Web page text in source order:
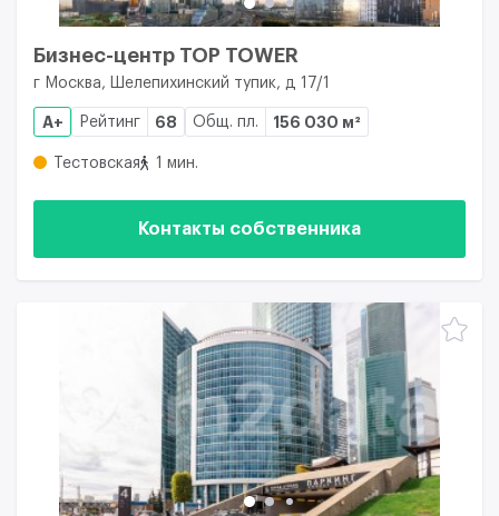
Бизнес-центр TOP TOWER
г Москва, Шелепихинский тупик, д 17/1
A+ Рейтинг 68 Общ. пл. 156 030 м²
Тестовская 1 мин.
Контакты собственника